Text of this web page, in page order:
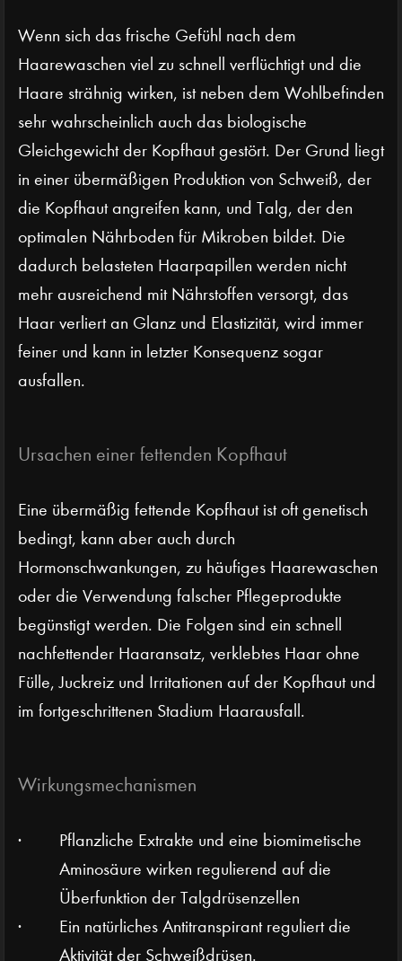
Wenn sich das frische Gefühl nach dem
Haarewaschen viel zu schnell verflüchtigt und die
Haare strähnig wirken, ist neben dem Wohlbefinden
sehr wahrscheinlich auch das biologische
Gleichgewicht der Kopfhaut gestört. Der Grund liegt
in einer übermäßigen Produktion von Schweiß, der
die Kopfhaut angreifen kann, und Talg, der den
optimalen Nährboden für Mikroben bildet. Die
dadurch belasteten Haarpapillen werden nicht
mehr ausreichend mit Nährstoffen versorgt, das
Haar verliert an Glanz und Elastizität, wird immer
feiner und kann in letzter Konsequenz sogar
ausfallen.
Ursachen einer fettenden Kopfhaut
Eine übermäßig fettende Kopfhaut ist oft genetisch
bedingt, kann aber auch durch
Hormonschwankungen, zu häufiges Haarewaschen
oder die Verwendung falscher Pflegeprodukte
begünstigt werden. Die Folgen sind ein schnell
nachfettender Haaransatz, verklebtes Haar ohne
Fülle, Juckreiz und Irritationen auf der Kopfhaut und
im fortgeschrittenen Stadium Haarausfall.
Wirkungsmechanismen
Pflanzliche Extrakte und eine biomimetische
Aminosäure wirken regulierend auf die
Überfunktion der Talgdrüsenzellen
Ein natürliches Antitranspirant reguliert die
Aktivität der Schweißdrüsen.